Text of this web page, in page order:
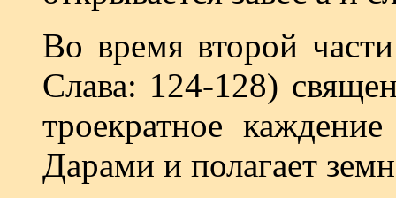
Во время второй
Слава: 124-128)
троекратное
Дарами и полагает